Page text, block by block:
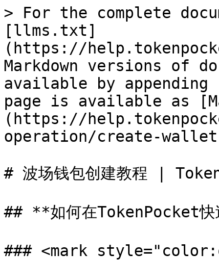
> For the complete
[llms.txt]
(https://
Markdown versions of
available by
page is available as
(https://
operation/create-
# 波场钱包创建教程 |
## **如何在TokenPocket快
### <mark